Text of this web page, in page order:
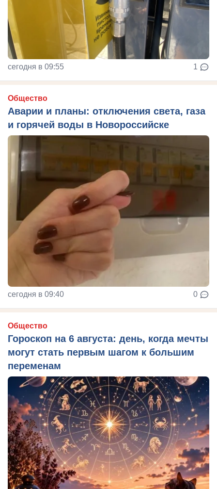
сегодня в 09:55 1
Общество
Аварии и планы: отключения света, газа
и горячей воды в Новороссийске
сегодня в 09:40 0
Общество
Гороскоп на 6 августа: день, когда мечты
могут стать первым шагом к большим
переменам